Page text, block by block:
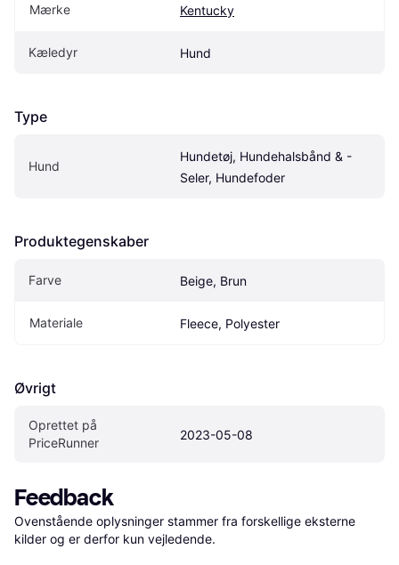
Mærke Kentucky
Kæledyr Hund
Type
Hund
Hundetøj, Hundehalsbånd & -
Seler, Hundefoder
Produktegenskaber
Farve Beige, Brun
Materiale Fleece, Polyester
Øvrigt
Oprettet på
PriceRunner
2023-05-08
Feedback
Ovenstående oplysninger stammer fra forskellige eksterne
kilder og er derfor kun vejledende.